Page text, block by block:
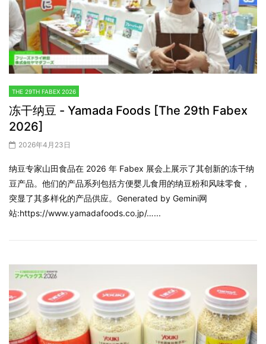
THE 29TH FABEX 2026
冻干纳豆 - Yamada Foods [The 29th Fabex
2026]
2026年4月23日
纳豆专家山田食品在 2026 年 Fabex 展会上展示了其创新的冻干纳
豆产品。他们的产品系列包括方便婴儿食用的纳豆粉和风味零食，
突显了其多样化的产品供应。Generated by Gemini网
站:https://www.yamadafoods.co.jp/…...